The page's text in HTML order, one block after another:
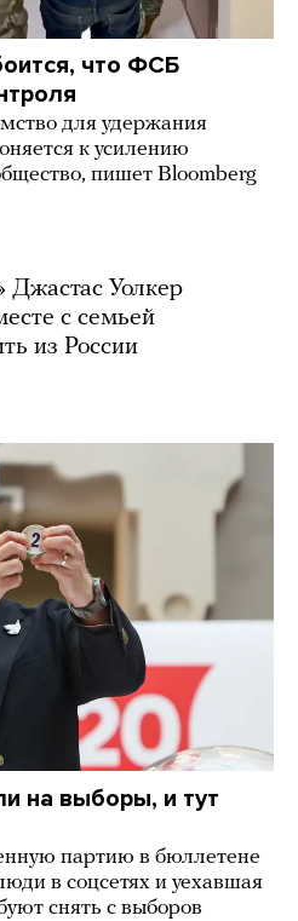
что ФСБ
для удержания
к усилению
пишет Bloomberg
Джастас Уолкер
с семьей
из России
на выборы, и тут
партию в бюллетене
в соцсетях и уехавшая
снять с выборов